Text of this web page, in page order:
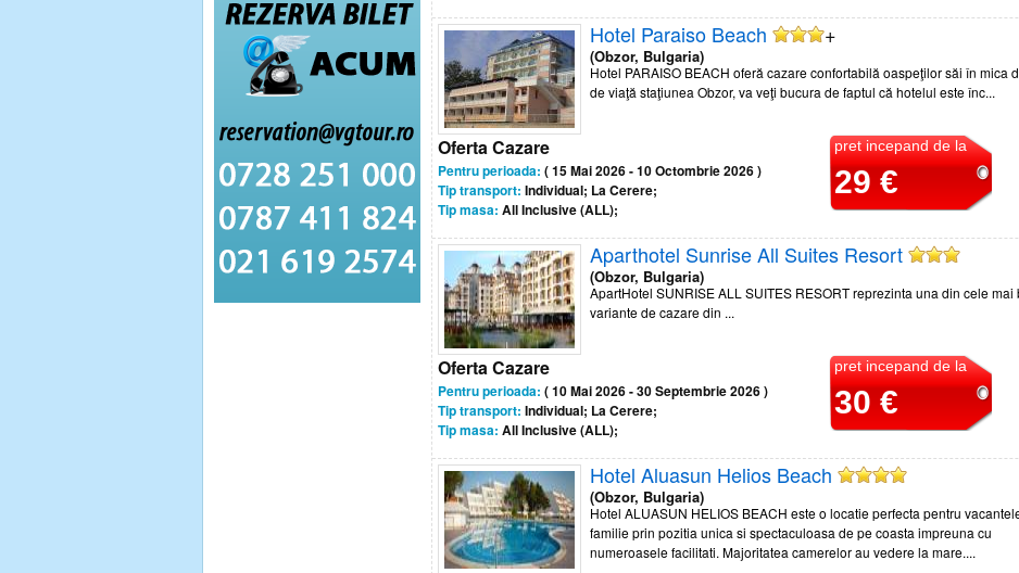
Hotel Paraiso Beach +
(Obzor, Bulgaria)
Hotel PARAISO BEACH oferă cazare confortabilă oaspeţilor săi în mica
de viaţă staţiunea Obzor, va veţi bucura de faptul că hotelul este înc...
Oferta Cazare
Pentru perioada: ( 15 Mai 2026 - 10 Octombrie 2026 )
Tip transport: Individual; La Cerere;
Tip masa: All Inclusive (ALL);
pret incepand de la
29 €
Aparthotel Sunrise All Suites Resort
(Obzor, Bulgaria)
ApartHotel SUNRISE ALL SUITES RESORT reprezinta una din cele mai
variante de cazare din ...
Oferta Cazare
Pentru perioada: ( 10 Mai 2026 - 30 Septembrie 2026 )
Tip transport: Individual; La Cerere;
Tip masa: All Inclusive (ALL);
pret incepand de la
30 €
Hotel Aluasun Helios Beach
(Obzor, Bulgaria)
Hotel ALUASUN HELIOS BEACH este o locatie perfecta pentru
familie prin pozitia unica si spectaculoasa de pe coasta impreuna cu
numeroasele facilitati. Majoritatea camerelor au vedere la mare....